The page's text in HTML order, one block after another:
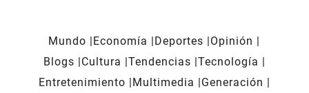
Mundo Economía Deportes
Opinión
Blogs
Cultura Tendencias Tecnología
Entretenimiento
Multimedia
Generación